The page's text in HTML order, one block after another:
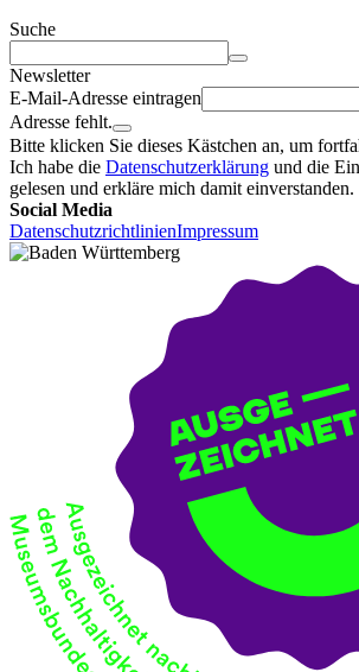
Suche
Newsletter
E-Mail-Adresse eintragen
Adresse fehlt.
Bitte klicken Sie dieses Kästchen an, um
Ich habe die Datenschutzerklärung und die
gelesen und erkläre mich damit einverstanden.
Social Media
DatenschutzrichtlinienImpressum